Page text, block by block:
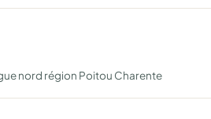
nord région Poitou Charente